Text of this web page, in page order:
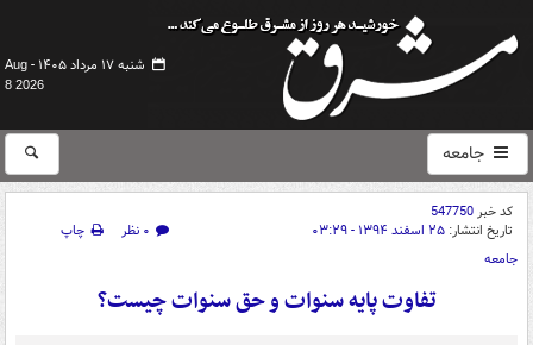
شنبه ۱۷ مرداد ۱۴۰۵ -
Aug
8 2026
جامعه
کد خبر547750
تاریخ انتشار: ۲۵ اسفند ۱۳۹۴ - ۰۳:۲۹ ۰ نظر
چاپ
جامعه
تفاوت پایه سنوات و حق سنوات چیست؟